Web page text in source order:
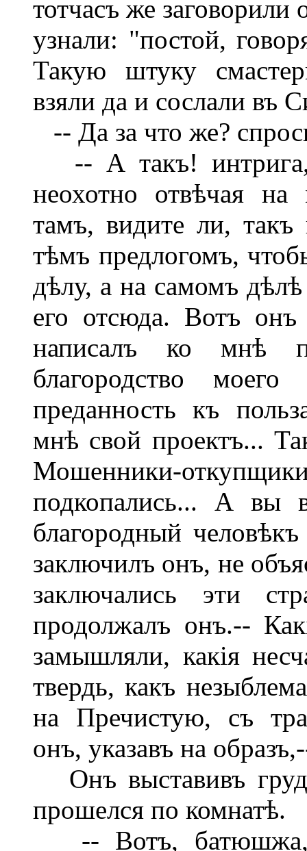
тотчасъ же
узнали: "постой,
Такую штуку
взяли да и сослали въ
-- Да за что же?
-- А такъ! интрига,
неохотно отвѣчая
тамъ, видите ли, такъ
тѣмъ предлогомъ,
дѣлу, а на самомъ дѣлѣ
его отсюда. Вотъ
написалъ ко мнѣ
благородство моего
преданность къ
мнѣ свой проектъ...
Мошенники-
подкопались... А вы
благородный
заключилъ онъ, не
заключались эти
продолжалъ онъ.--
замышляли, какія
твердь, какъ
на Пречистую, съ
онъ, указавъ на
Онъ выставивъ
прошелся по комнатѣ.
-- Вотъ, батюшжа,